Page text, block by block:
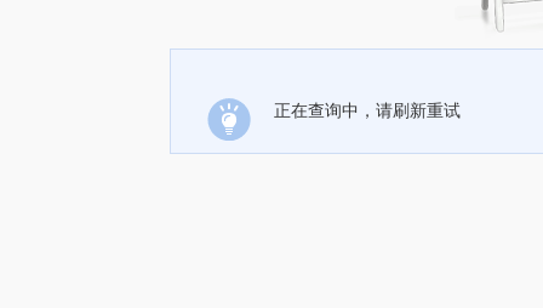
正在查询中，请刷新重试